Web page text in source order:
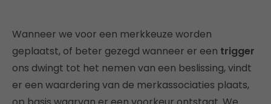
Wanneer we voor een merkkeuze worden
geplaatst, of beter gezegd wanneer er een trigger
ons dwingt tot het nemen van een beslissing, vindt
er een waardering van de merkassociaties plaats,